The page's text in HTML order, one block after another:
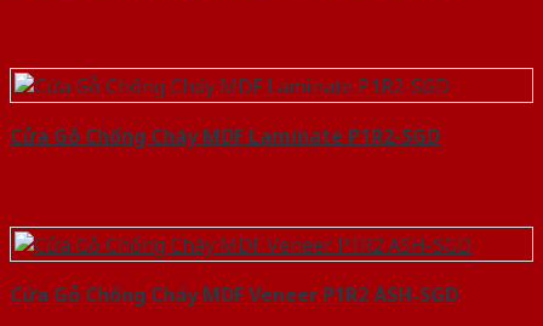
Cửa Gỗ Chống Cháy MDF Laminate P1R2-SGD
Cửa Gỗ Chống Cháy MDF Veneer P1R2 ASH-SGD